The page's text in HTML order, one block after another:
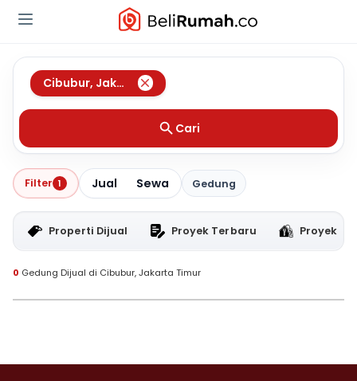
Cibubur, Jakarta Timur
Cari
Filter 1 Jual Sewa Gedung
Properti Dijual Proyek Terbaru Proyek
0 Gedung Dijual di Cibubur, Jakarta Timur